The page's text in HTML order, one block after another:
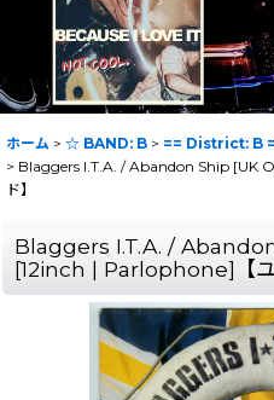
ホーム > ☆ BAND: B > == District: B
> Blaggers I.T.A. / Abandon Ship [UK
ド】
Blaggers I.T.A. /
[12inch | Parlophone]【ユ